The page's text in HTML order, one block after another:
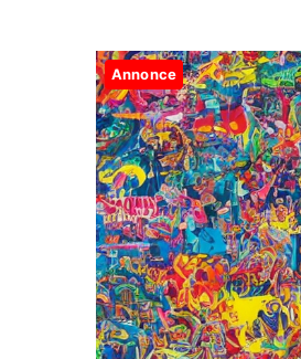
Annonce